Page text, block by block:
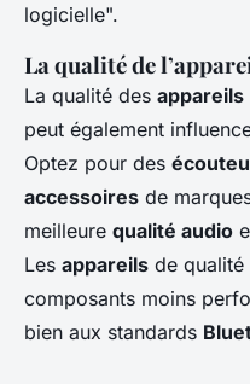
logicielle".
La qualité de
La qualité des appareils
peut également
Optez pour des
accessoires de
meilleure qualité audio
Les appareils de
composants moins
bien aux standards